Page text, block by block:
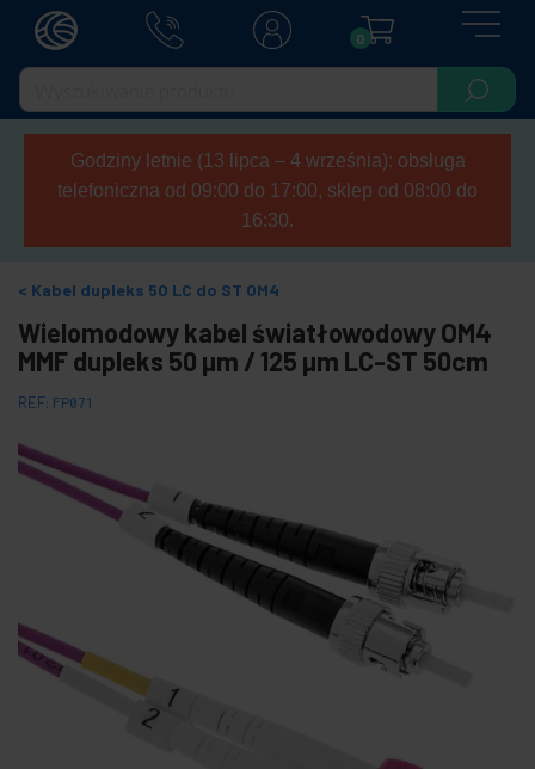
0
Godziny letnie (13 lipca – 4 września): obsługa
telefoniczna od 09:00 do 17:00, sklep od 08:00 do
16:30.
Kabel dupleks 50 LC do ST OM4
Wielomodowy kabel światłowodowy OM4
MMF dupleks 50 µm / 125 µm LC-ST 50cm
REF: FP071